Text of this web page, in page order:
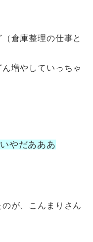
倉庫整理の仕事と
増やしていっちゃ
やだあああ
が、こんまりさん